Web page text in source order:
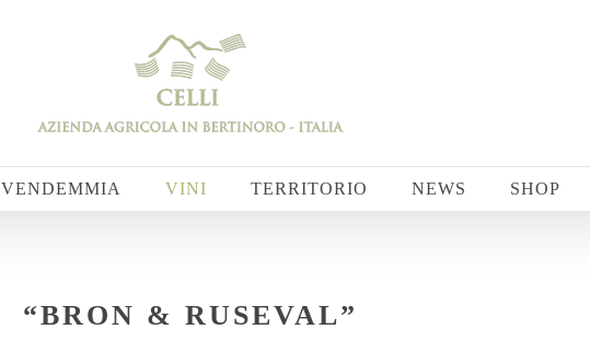
VENDEMMIA VINI TERRITORIO NEWS SHOP
“BRON & RUSEVAL”